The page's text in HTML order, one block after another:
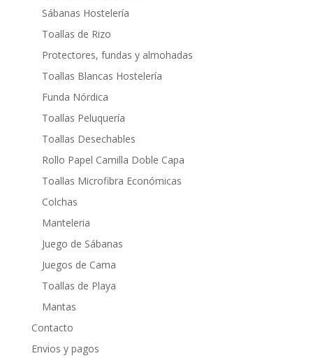
Sábanas Hostelería
Toallas de Rizo
Protectores, fundas y almohadas
Toallas Blancas Hostelería
Funda Nórdica
Toallas Peluquería
Toallas Desechables
Rollo Papel Camilla Doble Capa
Toallas Microfibra Económicas
Colchas
Manteleria
Juego de Sábanas
Juegos de Cama
Toallas de Playa
Mantas
Contacto
Envios y pagos